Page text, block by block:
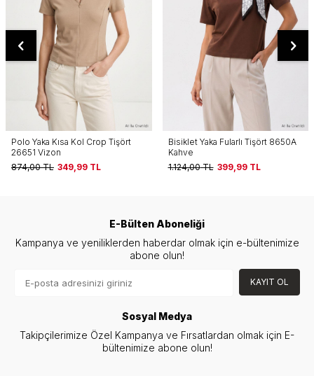
Bisiklet Yaka Fularlı Tişört 8650A
Kahve
1.124,00TL 399,99 TL
Bisiklet Yaka Fularlı Tişört 8650A
Kırmızı
1.124,00TL 399,99TL
E-Bülten Aboneliği
Kampanya ve yeniliklerden haberdar olmak için e-bültenimize
abone olun!
KAYIT OL
Sosyal Medya
Takipçilerimize Özel Kampanya ve Fırsatlardan olmak için E-
bültenimize abone olun!